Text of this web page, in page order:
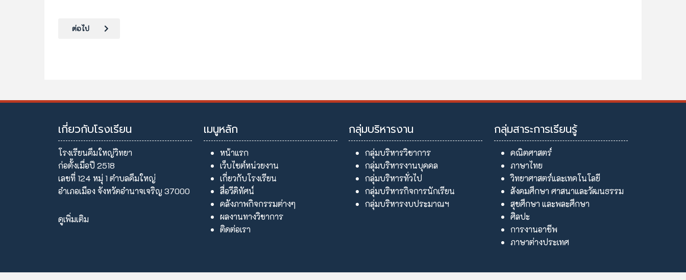
เนื้อหาถัดไป: กิจกรรมไหว้ครู
ต่อไป
เกี่ยวกับโรงเรียน
โรงเรียนคึมใหญ่วิทยา
ก่อตั้งเมื่อปี 2518
เลขที่ 124 หมุ่ 1 ตำบลคึมใหญ่
อำเภอเมือง จังหวัดอำนาจเจริญ 37000
ดูเพิ่มเติม
เมนูหลัก
หน้าแรก
เว็บไซต์หน่วยงาน
เกี่ยวกับโรงเรียน
สื่อวีดิทัศน์
คลังภาพกิจกรรมต่างๆ
ผลงานทางวิชาการ
ติดต่อเรา
กลุ่มบริหารงาน
กลุ่มบริหารวิชาการ
กลุ่มบริหารงานบุคคล
กลุ่มบริหารทั่วไป
กลุ่มบริหารกิจการนักเรียน
กลุ่มบริหารงบประมาณฯ
กลุ่มสาระการเรียนรู้
คณิตศาสตร์
ภาษาไทย
วิทยาศาสตร์และเทคโนโลยี
สังคมศึกษา ศาสนาและวัฒนธรรม
สุขศึกษา และพละศึกษา
ศิลปะ
การงานอาชีพ
ภาษาต่างประเทศ